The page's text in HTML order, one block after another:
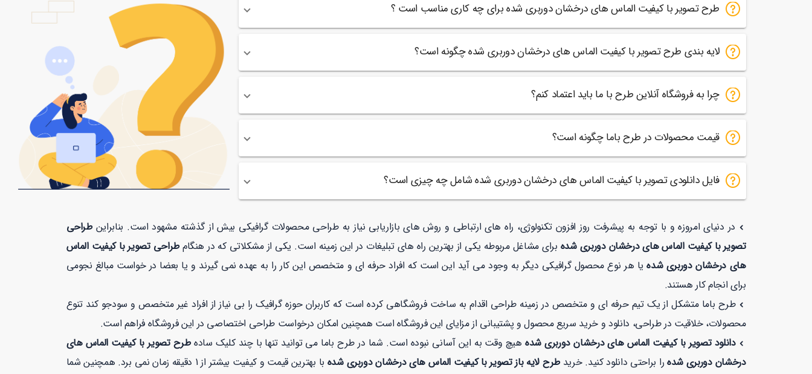
طرح تصویر با کیفیت الماس های درخشان دوربری شده برای چه کاری مناسب است ؟
لایه بندی طرح تصویر با کیفیت الماس های درخشان دوربری شده چگونه است؟
چرا به فروشگاه آنلاین طرح با ما باید اعتماد کنم؟
قیمت محصولات در طرح باما چگونه است؟
فایل دانلودی تصویر با کیفیت الماس های درخشان دوربری شده شامل چه چیزی است؟
در دنیای امروزه و با توجه به پیشرفت روز افزون تکنولوژی، راه های ارتباطی و روش های بازاریابی نیاز به طراحی محصولات گرافیکی بیش از گذشته مشهود است. بنابراینطراحی
تصویر با کیفیت الماس های درخشان دوربری شده برای مشاغل مربوطه یکی از بهترین راه های تبلیغات در این زمینه است. یکی از مشکلاتی که در هنگامطراحی تصویر با کیفیت الماس
های درخشان دوربری شده یا هر نوع محصول گرافیکی دیگر به وجود می آید این است که افراد حرفه ای و متخصص این کار را به عهده نمی گیرند و یا بعضا در خواست مبالغ نجومی
برای انجام کار هستند.
طرح باما متشکل از یک تیم حرفه ای و متخصص در زمینه طراحی اقدام به ساخت فروشگاهی کرده است که کاربران حوزه گرافیک را بی نیاز از افراد غیر متخصص و سودجو کند تنوع
محصولات، خلاقیت در طراحی، دانلود و خرید سریع محصول و پشتیبانی از مزایای این فروشگاه است همچنین امکان درخواست طراحی اختصاصی در این فروشگاه فراهم است.
دانلود تصویر با کیفیت الماس های درخشان دوربری شده هیچ وقت به این آسانی نبوده است. شما در طرح باما می توانید تنها با چند کلیک سادهطرح تصویر با کیفیت الماس های
درخشان دوربری شده را براحتی دانلود کنید. خریدطرح لایه باز تصویر با کیفیت الماس های درخشان دوربری شده
با بهترین قیمت و کیفیت بیشتر از 1 دقیقه زمان نمی برد. همچنین شما